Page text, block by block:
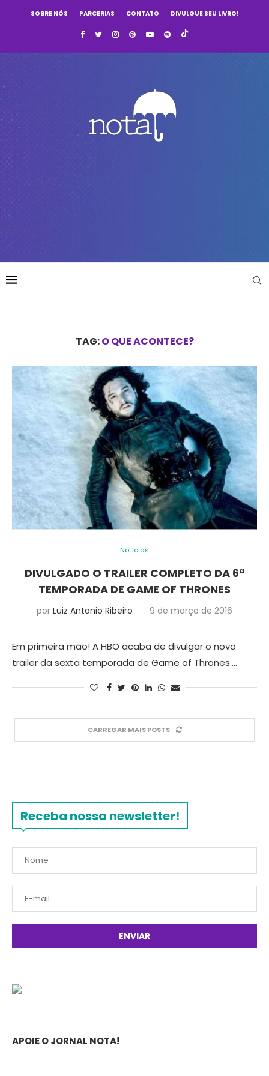
SOBRE NÓS PARCERIAS CONTATO DIVULGUE SEU LIVRO!
TAG:O QUE ACONTECE?
Notícias
DIVULGADO O TRAILER COMPLETO DA 6ª
TEMPORADA DE GAME OF THRONES
por Luiz Antonio Ribeiro 9 de março de 2016
Em primeira mão! A HBO acaba de divulgar o novo
trailer da sexta temporada de Game of Thrones.…
CARREGAR MAIS POSTS
Receba nossa newsletter!
APOIE O JORNAL NOTA!